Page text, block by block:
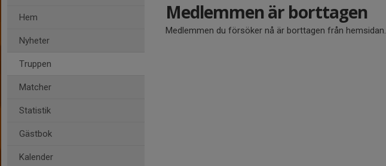
Hem
Nyheter
Truppen
Matcher
Statistik
Gästbok
Kalender
Medlemmen är borttagen
Medlemmen du försöker nå är borttagen från hemsidan.